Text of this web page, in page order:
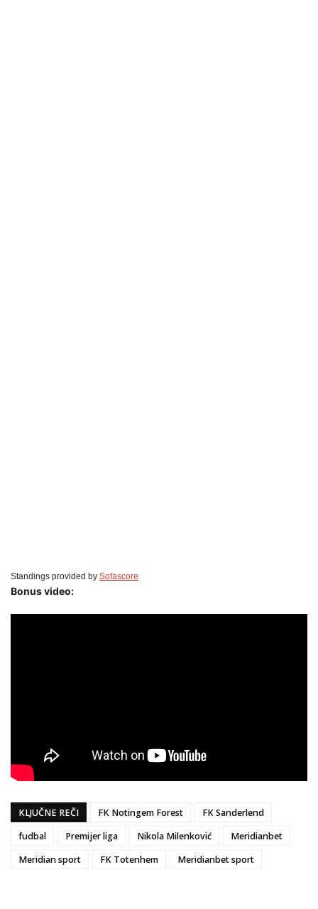
Standings provided by Sofascore
Bonus video:
KLJUČNE REČI FK Notingem Forest
FK Sanderlend
fudbal
Premijer liga Nikola Milenković
Meridianbet
Meridian sport
FK Totenhem Meridianbet sport